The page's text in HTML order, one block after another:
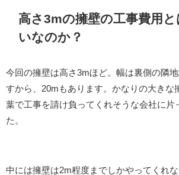
高さ3mの擁壁の工事費用
いなのか？
今回の擁壁は高さ3mほど。幅は裏側の隣
すから、20mもあります。かなりの大きな
葉で工事を請け負ってくれそうな会社に片
た。
中には擁壁は2m程度までしかやってくれ